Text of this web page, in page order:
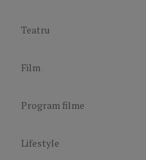
Teatru
Film
Program filme
Lifestyle